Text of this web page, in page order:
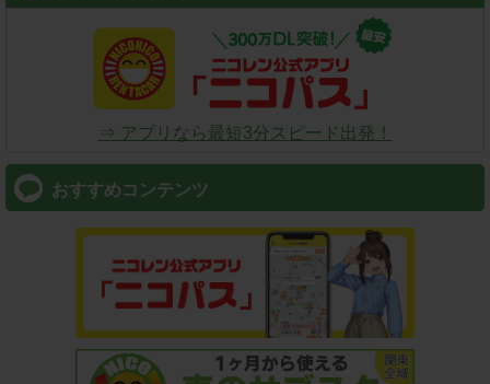
⇒ アプリなら最短3分スピード出発！
おすすめコンテンツ